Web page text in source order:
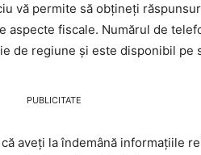
vă permite să obțineți
aspecte fiscale. Numărul de
de regiune și este disponibil pe
PUBLICITATE
aveți la îndemână informațiile